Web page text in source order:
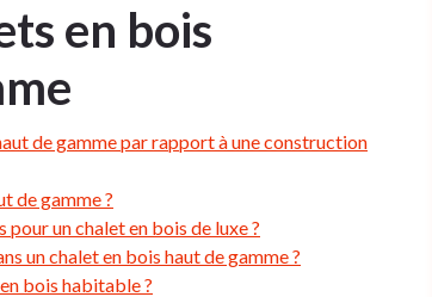
en bois
de gamme par rapport à une construction
de gamme ?
un chalet en bois de luxe ?
un chalet en bois haut de gamme ?
bois habitable ?